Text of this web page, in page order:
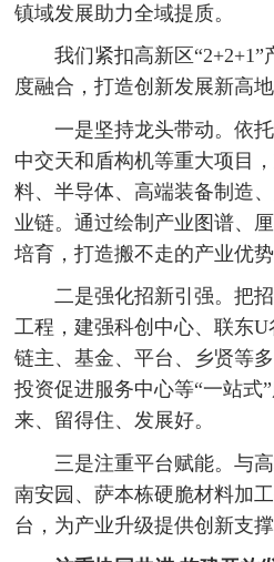
镇域发展助力全域提质。
我们紧扣高新区
度融合，打造创新发展新高地
一是坚持龙头带动。依
中交天和盾构机等重大项目
料、半导体、高端装备制造
业链。通过绘制产业图谱、
培育，打造搬不走的产业优势
二是强化招新引强。把
工程，建强科创中心、联东
链主、基金、平台、乡贤等
投资促进服务中心等“一站式
来、留得住、发展好。
三是注重平台赋能。与
南安园、萨本栋硬脆材料加
台，为产业升级提供创新支撑